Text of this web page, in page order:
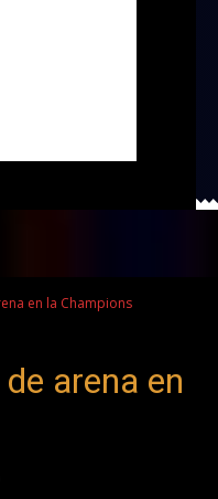
en la Champions
arena en